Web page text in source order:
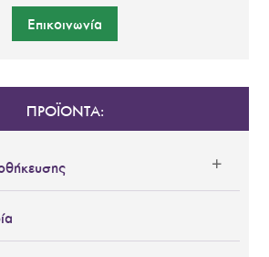
Επικοινωνία
ΠΡΟΪΟΝΤΑ: